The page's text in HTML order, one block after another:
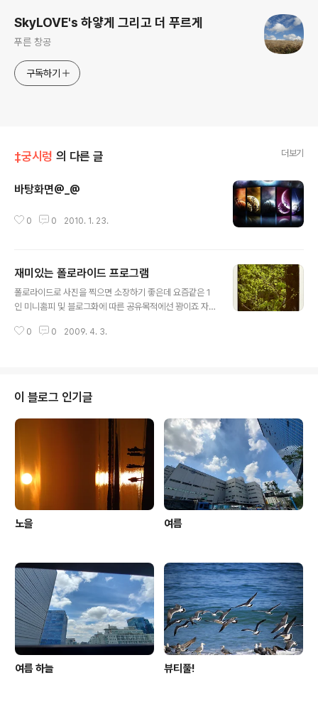
SkyLOVE's 하얗게 그리고 더 푸르게
푸른 창공
구독하기
‡궁시렁 의 다른 글 더보기
바탕화면@_@
0 0 2010. 1. 23.
재미있는 폴로라이드 프로그램
폴로라이드로 사진을 찍으면 소장하기 좋은데 요즘같은 1
인 미니홈피 및 블로그화에 따른 공유목적에선 꽝이죠 자
재밌고 포토샵 귀찮을때 좋은 프로그램 같더라고요 ㅎ ▶
할 수 있어요 ㅎ 아직은 베타 무료고요 파일 변환시 해상도
는 왠만하면 1500이상일수록 뭉게짐없이 나와요 일부 잘
리는건 아직 조절을 할 수 없더라고요. 파일 변환할시에 파
일이나 저장폴더에 한글이 들어가 있으면 에러나니 숫자나
0 0 2009. 4. 3.
이 블로그 인기글
노을 여름
여름 하늘 뷰티풀!